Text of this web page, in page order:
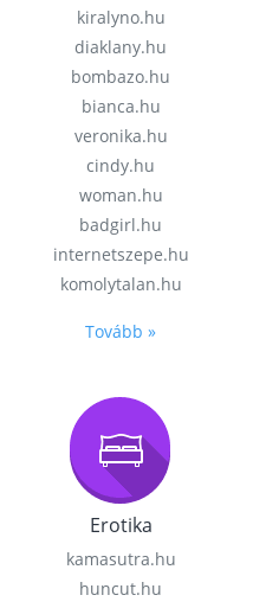
kiralyno.hu
diaklany.hu
bombazo.hu
bianca.hu
veronika.hu
cindy.hu
woman.hu
badgirl.hu
internetszepe.hu
komolytalan.hu
Tovább »
Erotika
kamasutra.hu
huncut.hu